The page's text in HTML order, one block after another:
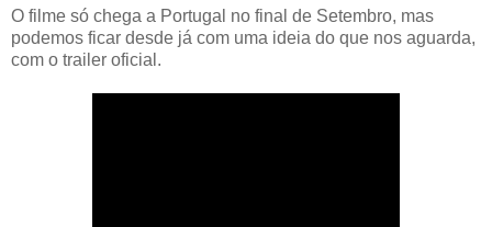
O filme só chega a Portugal no final de Setembro, mas
podemos ficar desde já com uma ideia do que nos aguarda,
com o trailer oficial.